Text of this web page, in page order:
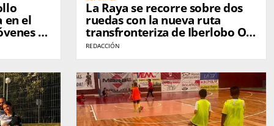
en el
de
La Raya se recorre sobre dos
ruedas con la nueva ruta
transfronteriza de Iberlobo On
Bike
REDACCIÓN